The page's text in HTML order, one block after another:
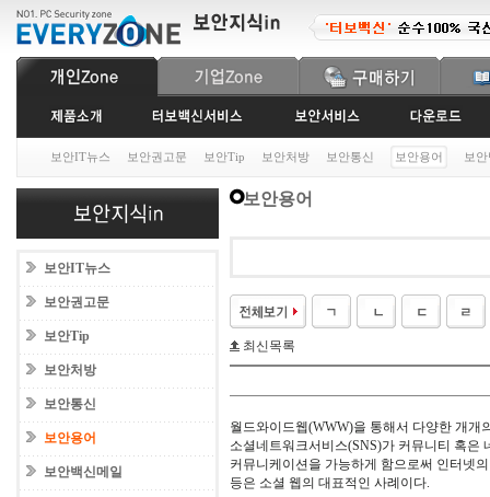
보안IT뉴스 보안권고문 보안Tip 보안처방 보안통신 보안용어 보
보안IT뉴스
보안권고문
보안Tip
보안처방
보안통신
보안용어
보안백신메일
보안용어
최신목록
월드와이드웹(WWW)을 통해서 다양한 개개
소셜네트워크서비스(SNS)가 커뮤니티 혹은
커뮤니케이션을 가능하게 함으로써 인터넷
등은 소셜 웹의 대표적인 사례이다.